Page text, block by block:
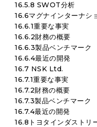
16.5.8 SWOT分析
16.6マグナインターナシ
16.6.1重要な事実
16.6.2財務の概要
16.6.3製品ベンチマーク
16.6.4最近の開発
16.7 NSK Ltd.
16.7.1重要な事実
16.7.2財務の概要
16.7.3製品ベンチマーク
16.7.4最近の開発
16.8トヨタインダストリ